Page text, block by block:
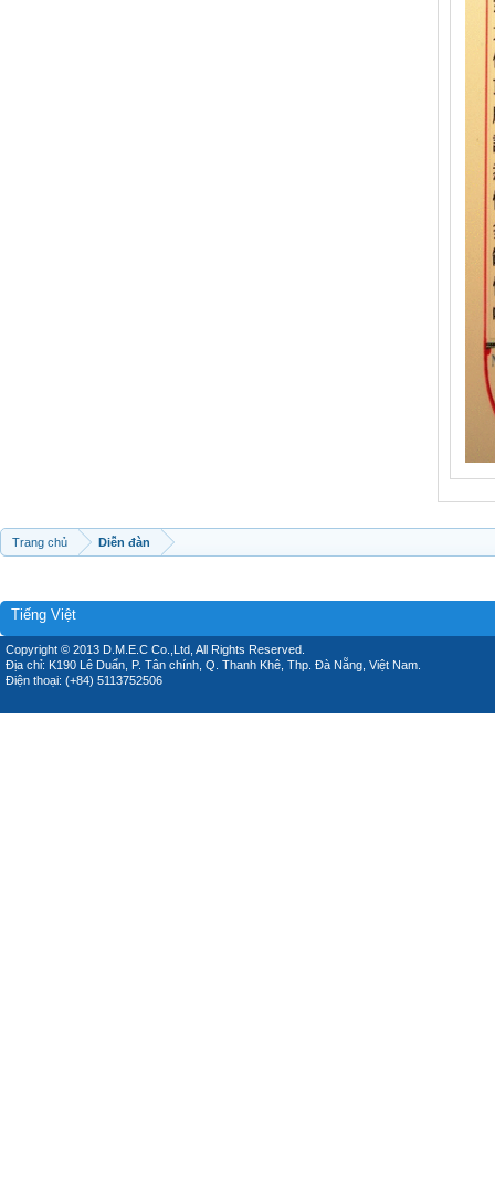
Trang chủ Diễn đàn
Tiếng Việt
Copyright © 2013 D.M.E.C Co.,Ltd, All Rights Reserved.
Địa chỉ: K190 Lê Duẩn, P. Tân chính, Q. Thanh Khê, Thp. Đà Nẵng, Việt Nam.
Điện thoại: (+84) 5113752506